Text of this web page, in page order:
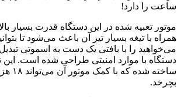
ساعت را دارد!
موتور تعبیه شده در این دستگاه قدرت بسیار
همراه با تیغه بسیار تیز آن باعث می‌شود تا
می‌خواهید را با بافتی یک دست به اسموتی تبدیل
دستگاه با موارد امنیتی طراحی شده است. این
ساخته
بچرخد.